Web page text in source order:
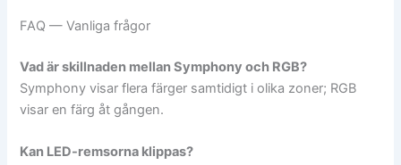
FAQ — Vanliga frågor
Vad är skillnaden mellan Symphony och RGB?
Symphony visar flera färger samtidigt i olika zoner; RGB
visar en färg åt gången.
Kan LED-remsorna klippas?